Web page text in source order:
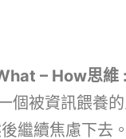
– How思維 :
被資訊餵養的
繼續焦慮下去。